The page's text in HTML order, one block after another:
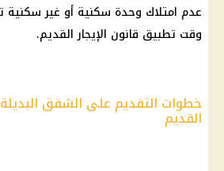
عدم امتلاك وحدة سكنية أو غير
وقت تطبيق قانون الإيجار القديم.
خطوات التقديم على الشقق
القديم